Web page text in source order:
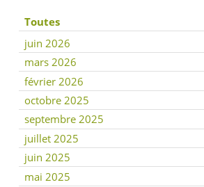
Toutes
juin 2026
mars 2026
février 2026
octobre 2025
septembre 2025
juillet 2025
juin 2025
mai 2025